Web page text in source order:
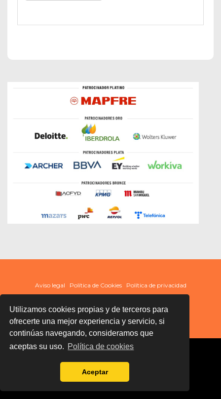
Utilizamos cookies propias y de terceros para
ofrecerte una mejor experiencia y servicio, si
continúas navegando, consideramos que
aceptas su uso. Política de cookies
Aceptar
Aviso legal Política de Cookies Política de privacidad
Términos y condiciones de uso